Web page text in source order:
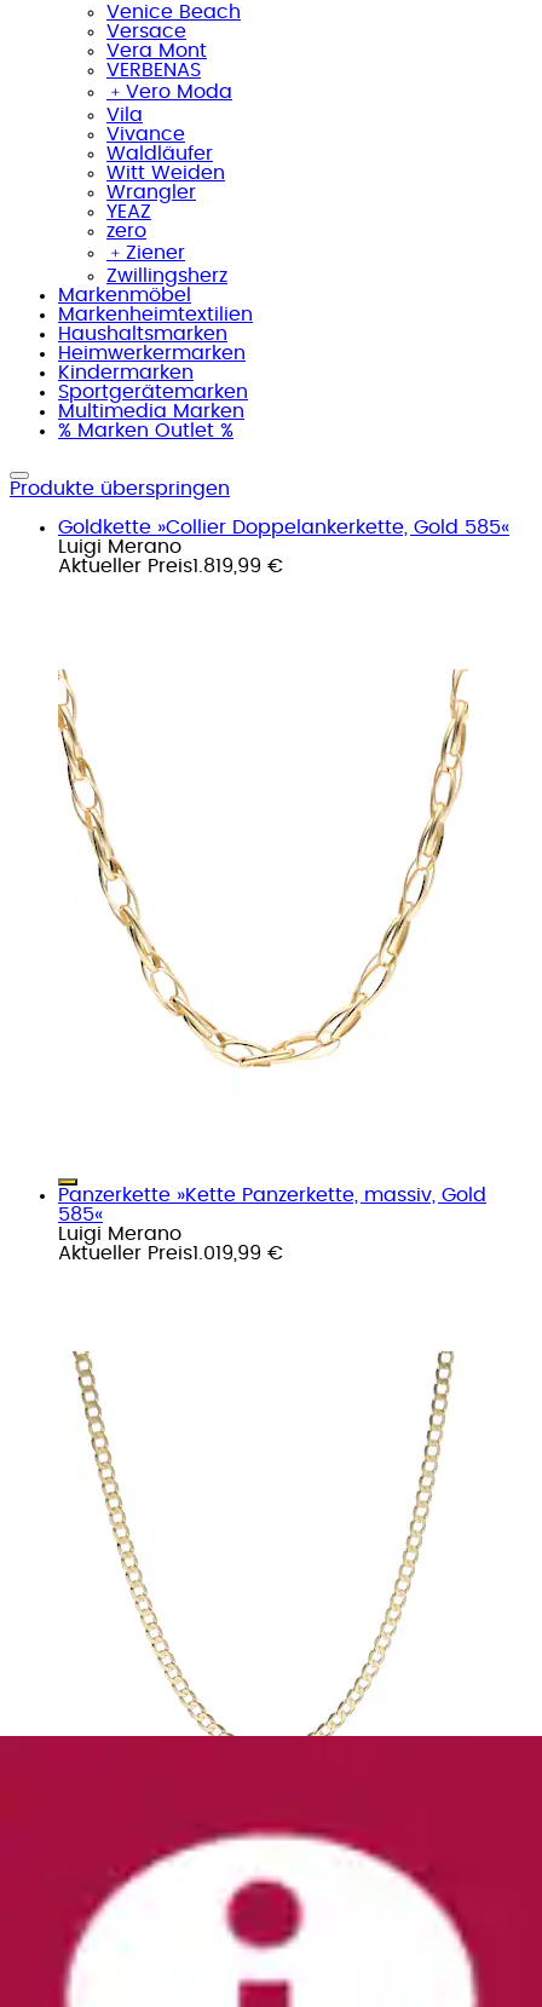
Venice Beach
Versace
Vera Mont
VERBENAS
﹢ Vero Moda
Vila
Vivance
Waldläufer
Witt Weiden
Wrangler
YEAZ
zero
﹢ Ziener
Zwillingsherz
Markenmöbel
Markenheimtextilien
Haushaltsmarken
Heimwerkermarken
Kindermarken
Sportgerätemarken
Multimedia Marken
% Marken Outlet %
Produkte überspringen
Goldkette »Collier Doppelankerkette, Gold 585«
Luigi Merano
Aktueller Preis1.819,99 €
Panzerkette »Kette Panzerkette, massiv, Gold
585«
Luigi Merano
Aktueller Preis1.019,99 €
Panzerkette »Kette Panzerkette, Gold 375«
Luigi Merano
Aktueller Preis
869,99 €